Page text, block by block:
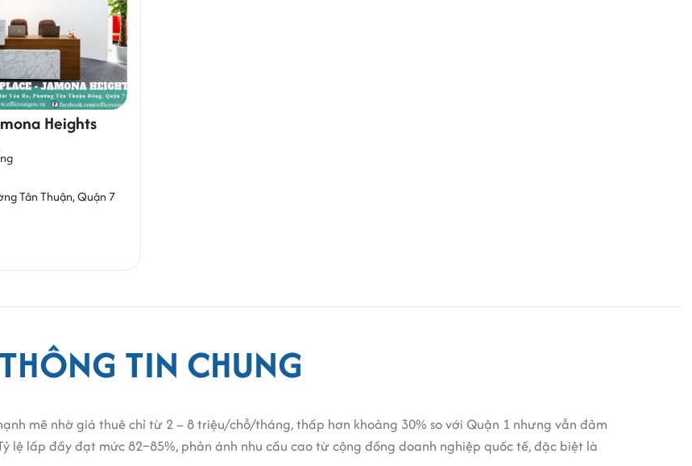
Heights
Tân Thuận, Quận 7
THÔNG TIN CHUNG
mẽ nhờ giá thuê chỉ từ 2 – 8 triệu/chỗ/tháng, thấp hơn khoảng 30% so với Quận 1 nhưng vẫn đảm
lệ lấp đầy đạt mức 82–85%, phản ánh nhu cầu cao từ cộng đồng doanh nghiệp quốc tế, đặc biệt là